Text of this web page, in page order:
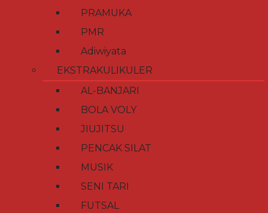
PRAMUKA
PMR
Adiwiyata
EKSTRAKULIKULER
AL-BANJARI
BOLA VOLY
JIUJITSU
PENCAK SILAT
MUSIK
SENI TARI
FUTSAL